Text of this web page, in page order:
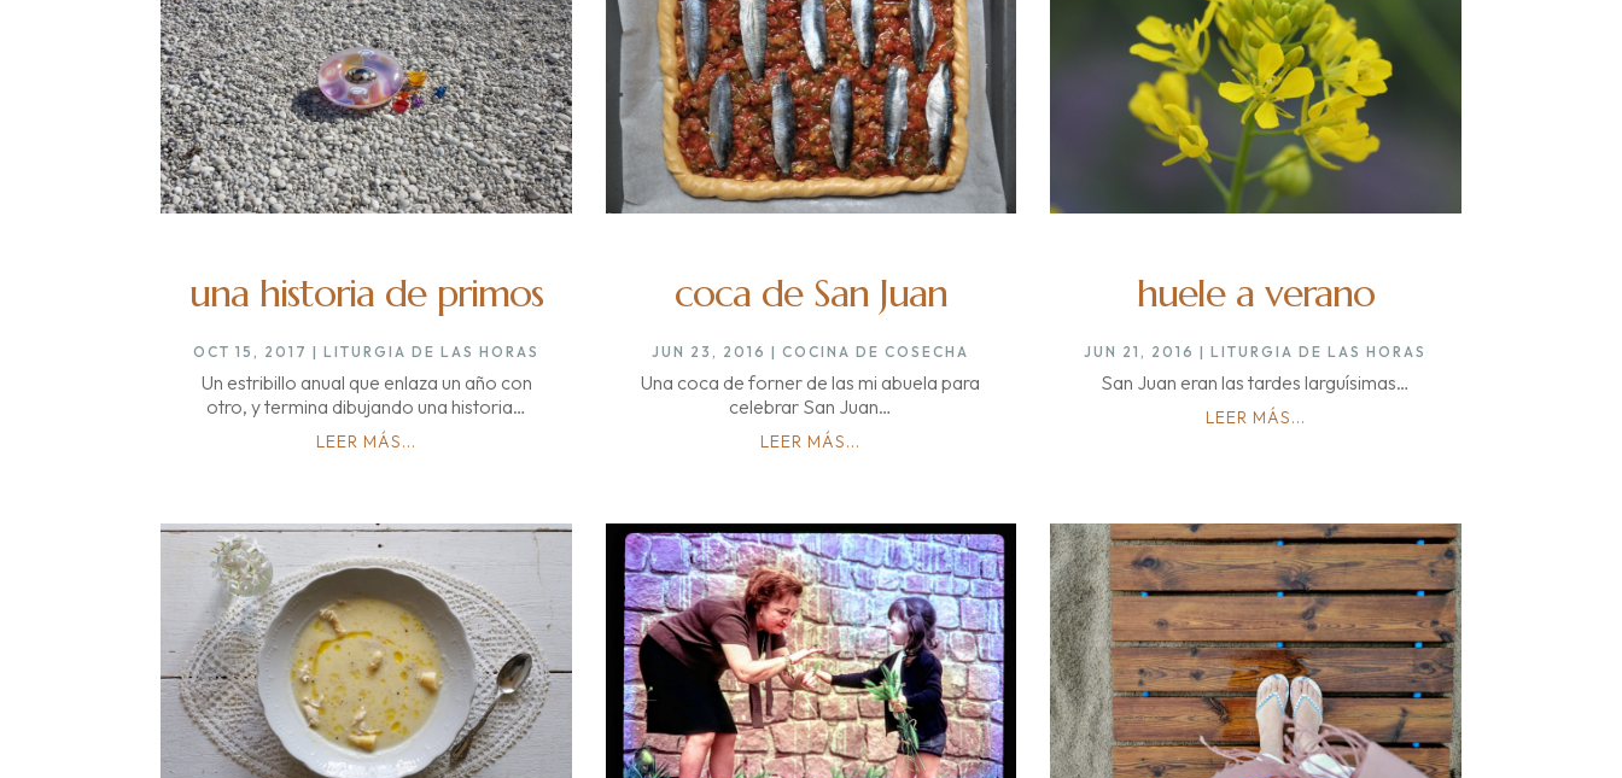
una historia de primos
OCT 15, 2017 |LITURGIA DE LAS HORAS
Un estribillo anual que enlaza un año con
otro, y termina dibujando una historia…
LEER MÁS...
coca de San Juan
JUN 23, 2016 |COCINA DE COSECHA
Una coca de forner de las mi abuela para
celebrar San Juan…
LEER MÁS...
huele a verano
JUN 21, 2016 |LITURGIA DE LAS HORAS
San Juan eran las tardes larguísimas…
LEER MÁS...